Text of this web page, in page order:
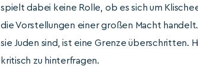
spielt dabei keine Rolle, ob es sich um
die Vorstellungen einer großen Macht
sie Juden sind, ist eine Grenze überschritten.
kritisch zu hinterfragen.